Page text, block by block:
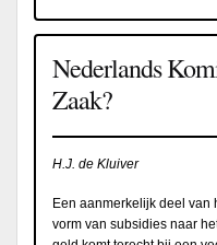
Nederlands
Zaak?
H.J. de Kluiver
Een aanmerkelijk deel van
vorm van subsidies naar